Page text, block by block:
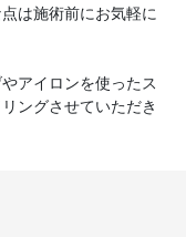
は施術前にお気軽に
アイロンを使ったス
ングさせていただき